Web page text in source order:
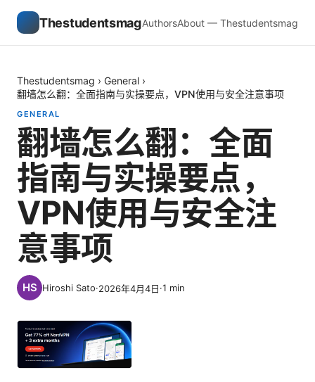
ThestudentsmagAuthorsAbout — Thestudentsmag
Thestudentsmag › General ›
翻墙怎么翻：全面指南与实操要点，VPN使用与安全注意事项
GENERAL
翻墙怎么翻：全面
指南与实操要点，
VPN使用与安全注
意事项
Hiroshi Sato·2026年4月4日·1 min